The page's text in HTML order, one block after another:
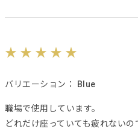
バリエーション： Blue
職場で使用しています。
どれだけ座っていても疲れない